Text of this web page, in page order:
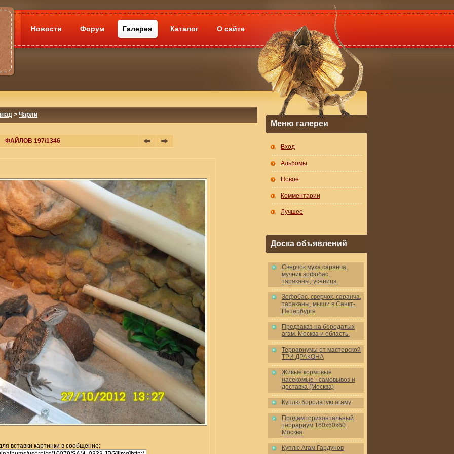
Новости Форум Галерея Каталог О сайте
> Чарли
ФАЙЛОВ 197/1346
вставки картинки в сообщение:
Меню галереи
Вход
Альбомы
Новое
Комментарии
Лучшее
Доска объявлений
Cверчок,муха,саранча,
мучник,зофобас,
тараканы,гусеница.
Зофобас, сверчок, саранча,
тараканы, мыши в Санкт-
Петербурге
Предзаказ на бородатых
агам. Москва и область.
Террариумы от мастерской
ТРИ ДРАКОНА
Живые кормовые
насекомые - самовывоз и
доставка (Москва)
Куплю бородатую агаму
Продам горизонтальный
террариум 160x60x60
Москва
Куплю Агам Гардунов